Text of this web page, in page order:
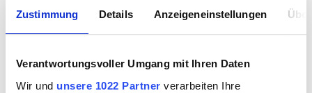
Zustimmung Details Anzeigeneinstellungen
Verantwortungsvoller Umgang mit Ihren Daten
Wir und unsere 1022 Partner verarbeiten Ihre
Sale
Besuch vereinbaren